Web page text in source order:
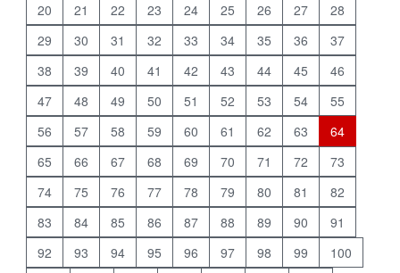
20
21 22 23 24 25 26 27
28
29
30 31 32 33 34 35 36
37
38
39 40 41 42 43 44 45
46
47
48 49 50 51 52 53 54
55
56
57 58 59 60 61 62 63
64
65
66 67 68 69 70 71 72
73
74
75 76 77 78 79 80 81
82
83
84 85 86 87 88 89 90
91
92
93 94 95 96 97 98 99
100